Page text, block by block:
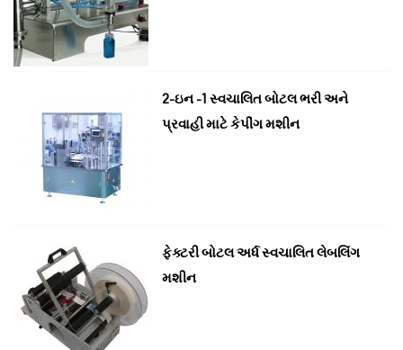
2-ઇન -1 સ્વચાલિત બોટલ ભરી અને
પ્રવાહી માટે કેપીંગ મશીન
ફેક્ટરી બોટલ અર્ધ સ્વચાલિત લેબલિંગ
મશીન